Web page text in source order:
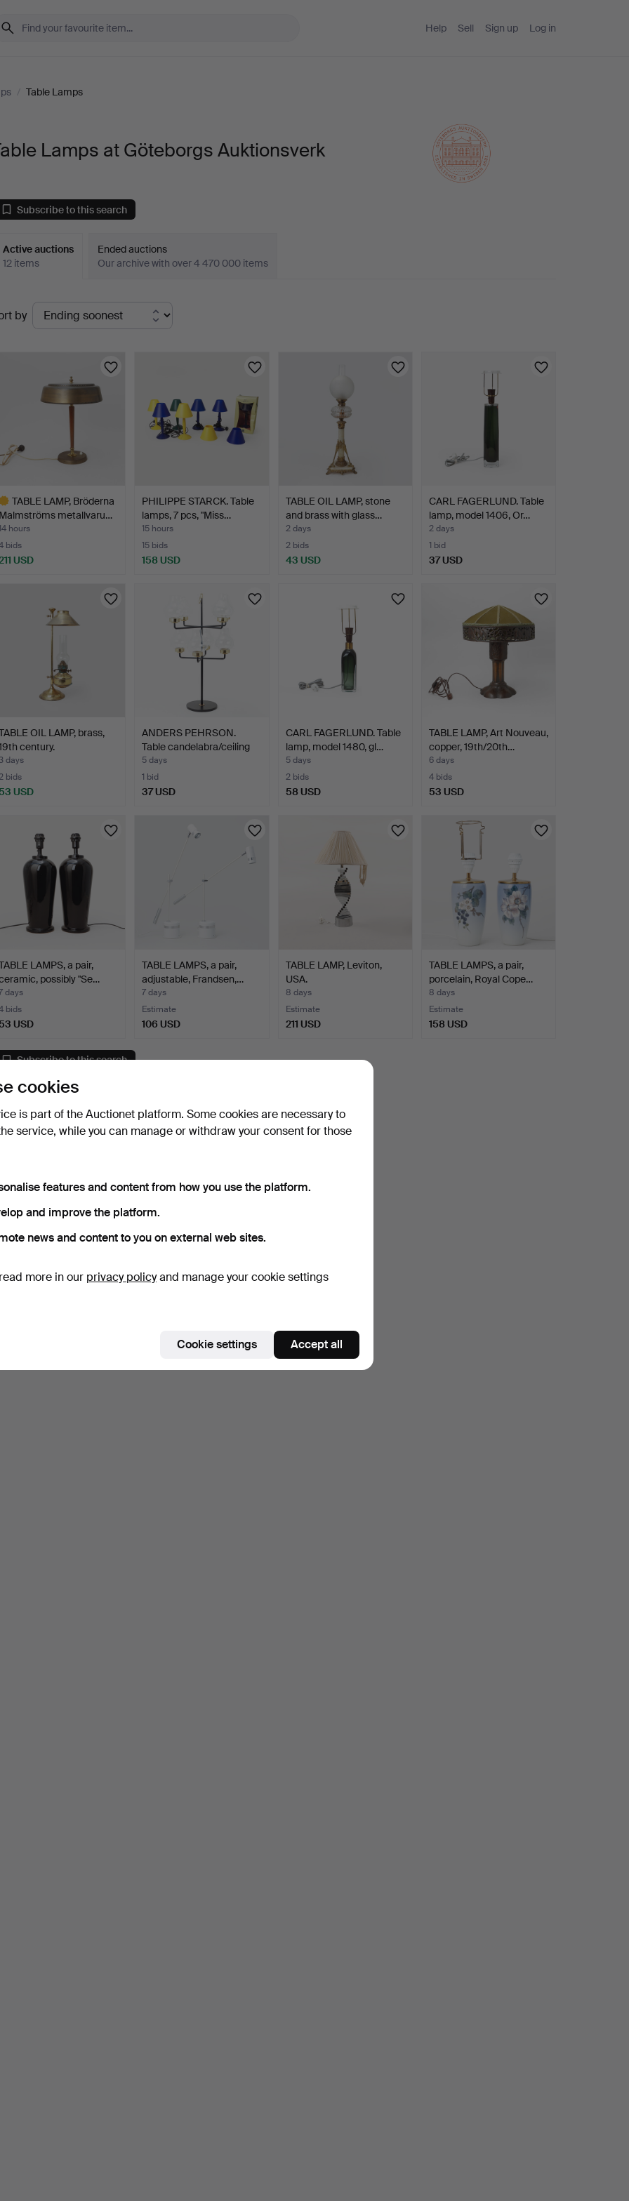
Help Sell Sign up Log in
/ Table Lamps
Lamps at Göteborgs Auktionsverk
Subscribe to this search
Active auctions
12 items
Ended auctions
Our archive with over 4 470 000 items
Active
by
TABLE LAMP, Bröderna
Malmströms metallvaru…
hours
bids
USD
PHILIPPE STARCK. Table
lamps, 7 pcs, "Miss…
15 hours
15 bids
158 USD
TABLE OIL LAMP, stone
and brass with glass…
2 days
2 bids
43 USD
CARL FAGERLUND. Table
lamp, model 1406, Or…
2 days
1 bid
37 USD
OIL LAMP, brass,
century.
days
bids
53 USD
ANDERS PEHRSON.
Table candelabra/ceiling
c…
5 days
1 bid
37 USD
CARL FAGERLUND. Table
lamp, model 1480, gl…
5 days
2 bids
58 USD
TABLE LAMP, Art Nouveau,
copper, 19th/20th…
6 days
4 bids
53 USD
LAMPS, a pair,
possibly "Se…
days
bids
53 USD
TABLE LAMPS, a pair,
adjustable, Frandsen,…
7 days
Estimate
106 USD
TABLE LAMP, Leviton,
USA.
8 days
Estimate
211 USD
TABLE LAMPS, a pair,
porcelain, Royal Cope…
8 days
Estimate
158 USD
Subscribe to this search
can also search
cookies
is part of the Auctionet platform. Some cookies are necessary to
service, while you can manage or withdraw your consent for those
features and content from how you use the platform.
and improve the platform.
news and content to you on external web sites.
more in our privacy policyand manage your cookie settings
Cookie settings Accept all